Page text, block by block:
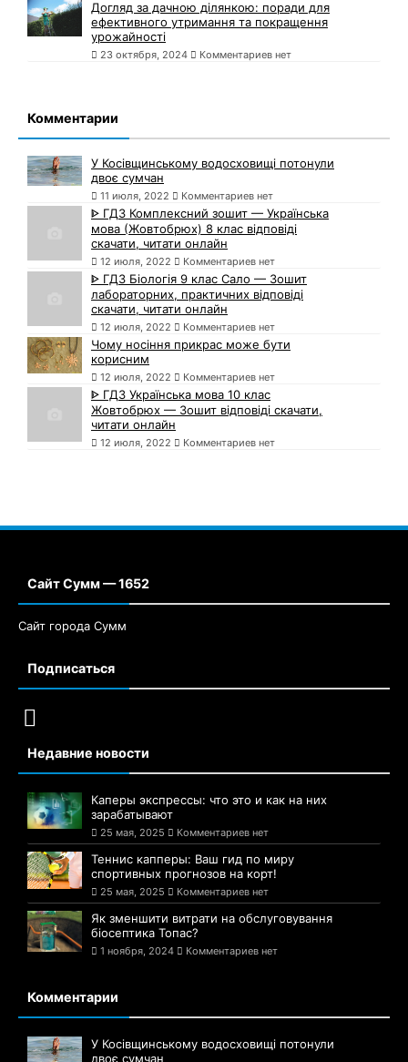
Догляд за дачною ділянкою: поради для
ефективного утримання та покращення
урожайності
23 октября, 2024 Комментариев нет
Комментарии
У Косівщинському водосховищі потонули
двоє сумчан
11 июля, 2022 Комментариев нет
ᐈ ГДЗ Комплексний зошит — Українська
мова (Жовтобрюх) 8 клас відповіді
скачати, читати онлайн
12 июля, 2022 Комментариев нет
ᐈ ГДЗ Біологія 9 клас Сало — Зошит
лабораторних, практичних відповіді
скачати, читати онлайн
12 июля, 2022 Комментариев нет
Чому носіння прикрас може бути
корисним
12 июля, 2022 Комментариев нет
ᐈ ГДЗ Українська мова 10 клас
Жовтобрюх — Зошит відповіді скачати,
читати онлайн
12 июля, 2022 Комментариев нет
Сайт Сумм — 1652
Сайт города Сумм
Подписаться
Недавние новости
Каперы экспрессы: что это и как на них
зарабатывают
25 мая, 2025 Комментариев нет
Теннис капперы: Ваш гид по миру
спортивных прогнозов на корт!
25 мая, 2025 Комментариев нет
Як зменшити витрати на обслуговування
біосептика Топас?
1 ноября, 2024 Комментариев нет
Комментарии
У Косівщинському водосховищі потонули
двоє сумчан